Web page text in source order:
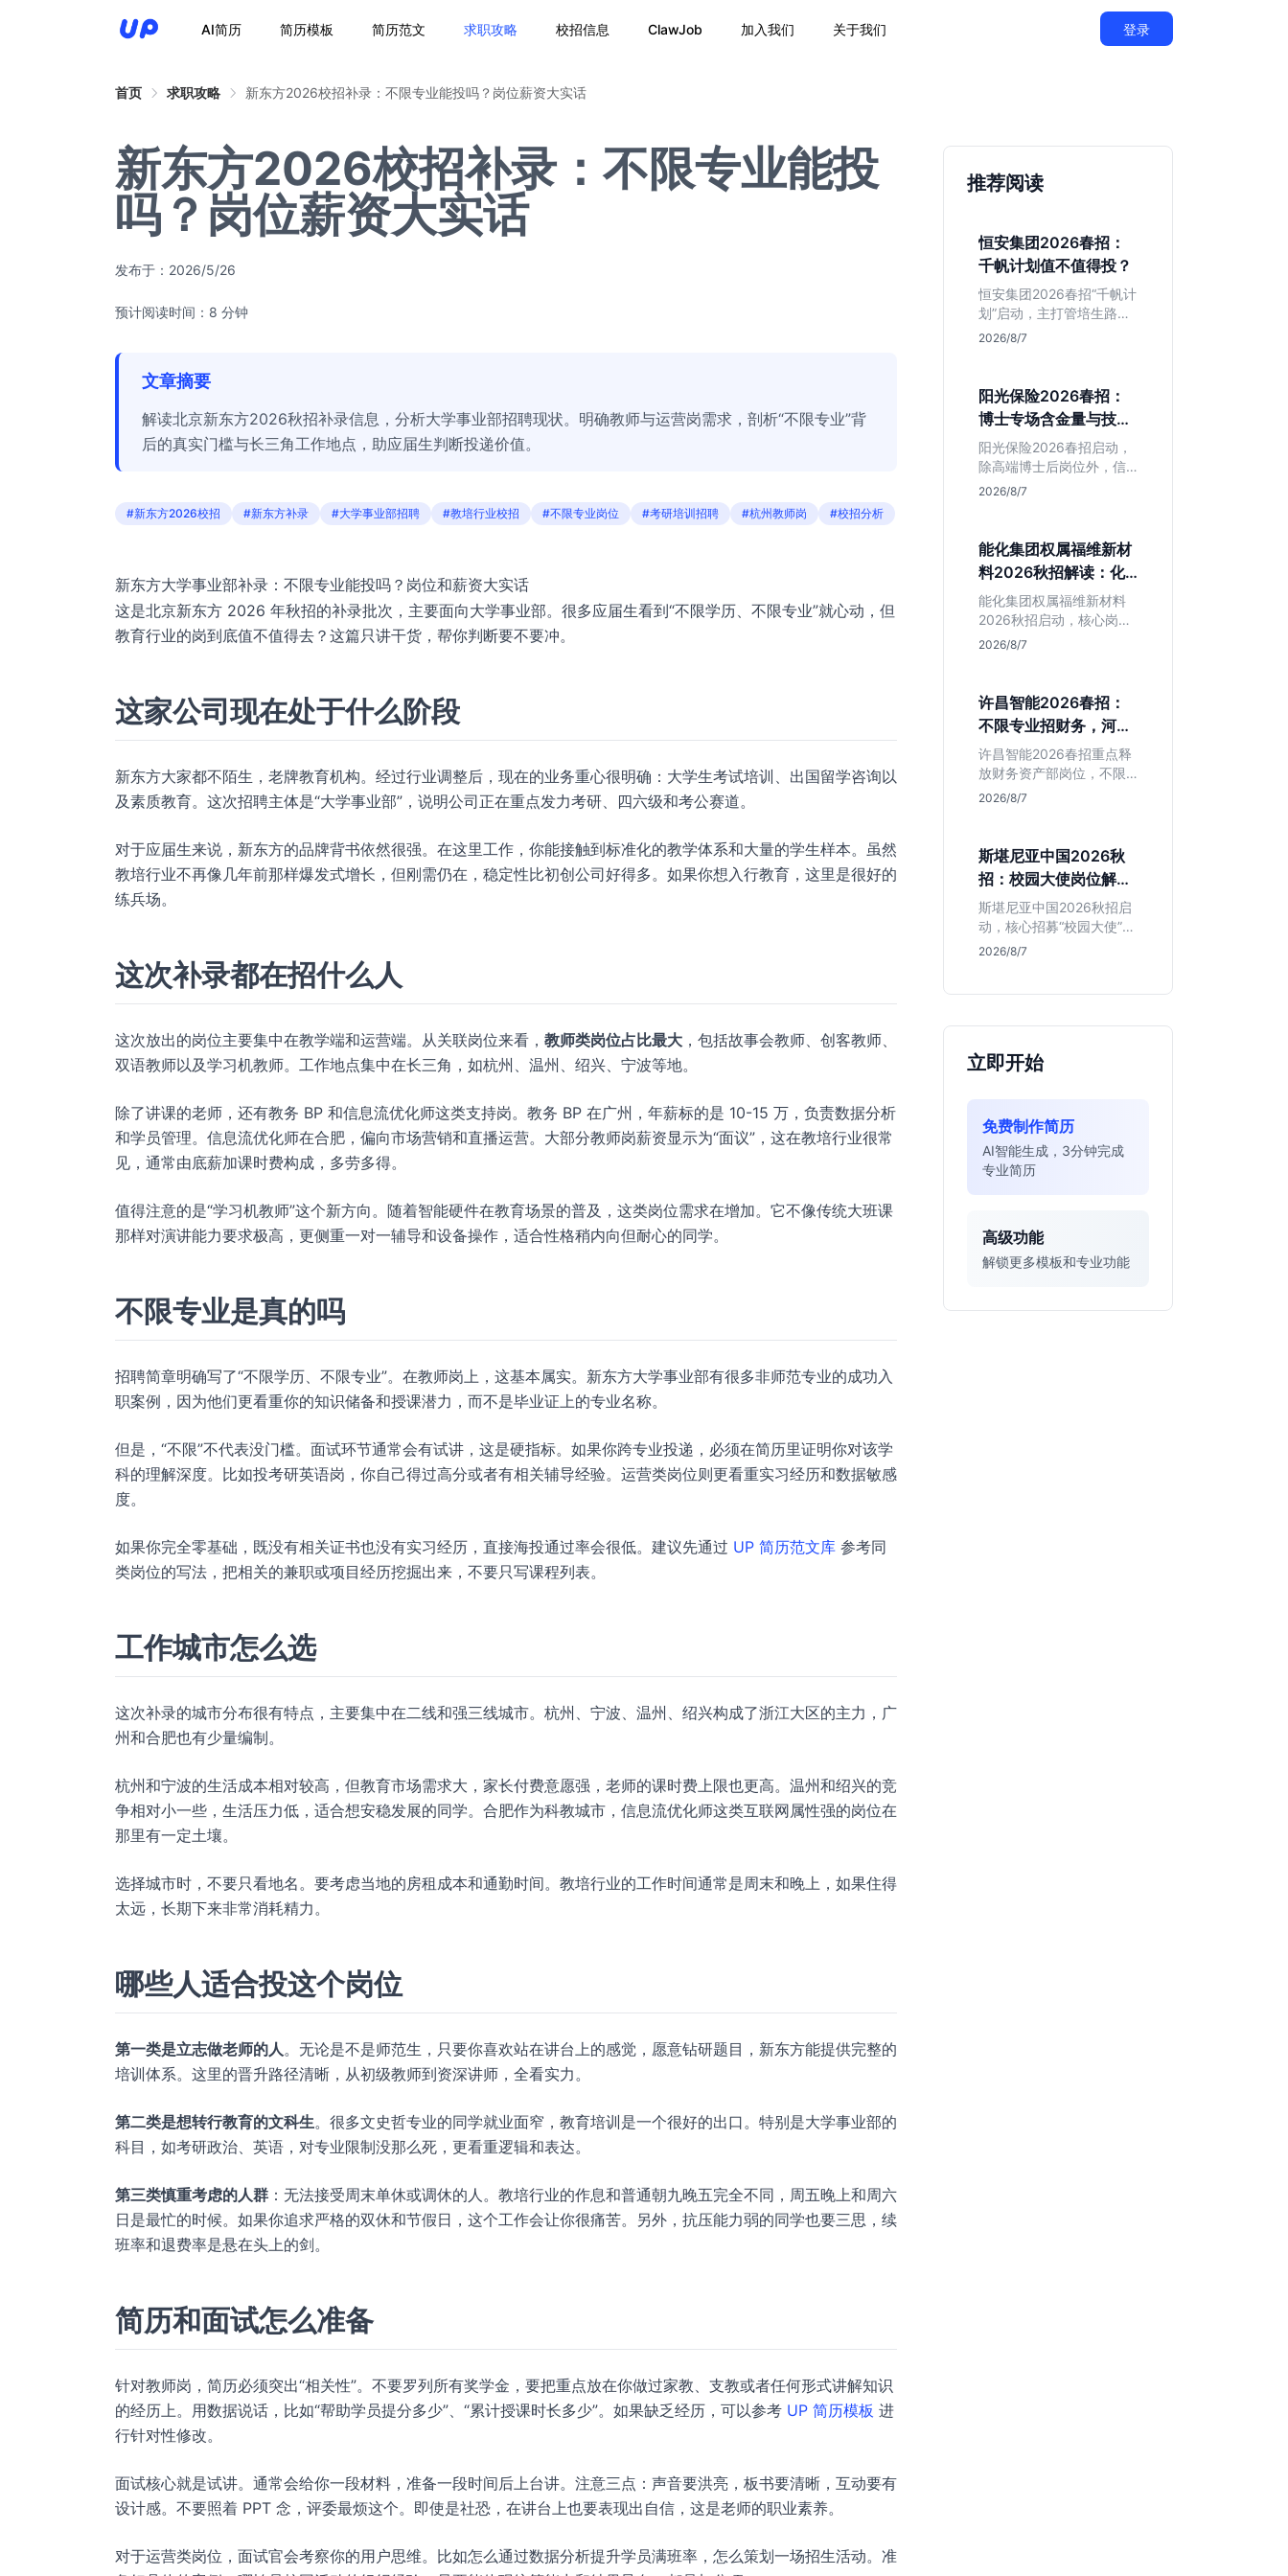
AI简历 简历模板 简历范文 求职攻略 校招信息 ClawJob 加入我们 关于我们 登录
首页 求职攻略 新东方2026校招补录：不限专业能投吗？岗位薪资大实话
新东方2026校招补录：不限专业能投
吗？岗位薪资大实话
发布于： 2026/5/26
预计阅读时间：8 分钟
文章摘要
解读北京新东方2026秋招补录信息，分析大学事业部招聘现状。明确教师与运营岗需求，剖析“不限专业”背
后的真实门槛与长三角工作地点，助应届生判断投递价值。
#新东方2026校招 #新东方补录 #大学事业部招聘 #教培行业校招 #不限专业岗位 #考研培训招聘 #杭州教师岗 #校招分析
新东方大学事业部补录：不限专业能投吗？岗位和薪资大实话
这是北京新东方 2026 年秋招的补录批次，主要面向大学事业部。很多应届生看到“不限学历、不限专业”就心动，但
教育行业的岗到底值不值得去？这篇只讲干货，帮你判断要不要冲。
这家公司现在处于什么阶段
新东方大家都不陌生，老牌教育机构。经过行业调整后，现在的业务重心很明确：大学生考试培训、出国留学咨询以
及素质教育。这次招聘主体是“大学事业部”，说明公司正在重点发力考研、四六级和考公赛道。
对于应届生来说，新东方的品牌背书依然很强。在这里工作，你能接触到标准化的教学体系和大量的学生样本。虽然
教培行业不再像几年前那样爆发式增长，但刚需仍在，稳定性比初创公司好得多。如果你想入行教育，这里是很好的
练兵场。
这次补录都在招什么人
这次放出的岗位主要集中在教学端和运营端。从关联岗位来看， 教师类岗位占比最大 ，包括故事会教师、创客教师、
双语教师以及学习机教师。工作地点集中在长三角，如杭州、温州、绍兴、宁波等地。
除了讲课的老师，还有教务 BP 和信息流优化师这类支持岗。教务 BP 在广州，年薪标的是 10-15 万，负责数据分析
和学员管理。信息流优化师在合肥，偏向市场营销和直播运营。大部分教师岗薪资显示为“面议”，这在教培行业很常
见，通常由底薪加课时费构成，多劳多得。
值得注意的是“学习机教师”这个新方向。随着智能硬件在教育场景的普及，这类岗位需求在增加。它不像传统大班课
那样对演讲能力要求极高，更侧重一对一辅导和设备操作，适合性格稍内向但耐心的同学。
不限专业是真的吗
招聘简章明确写了“不限学历、不限专业”。在教师岗上，这基本属实。新东方大学事业部有很多非师范专业的成功入
职案例，因为他们更看重你的知识储备和授课潜力，而不是毕业证上的专业名称。
但是，“不限”不代表没门槛。面试环节通常会有试讲，这是硬指标。如果你跨专业投递，必须在简历里证明你对该学
科的理解深度。比如投考研英语岗，你自己得过高分或者有相关辅导经验。运营类岗位则更看重实习经历和数据敏感
度。
如果你完全零基础，既没有相关证书也没有实习经历，直接海投通过率会很低。建议先通过 UP 简历范文库 参考同
类岗位的写法，把相关的兼职或项目经历挖掘出来，不要只写课程列表。
工作城市怎么选
这次补录的城市分布很有特点，主要集中在二线和强三线城市。杭州、宁波、温州、绍兴构成了浙江大区的主力，广
州和合肥也有少量编制。
杭州和宁波的生活成本相对较高，但教育市场需求大，家长付费意愿强，老师的课时费上限也更高。温州和绍兴的竞
争相对小一些，生活压力低，适合想安稳发展的同学。合肥作为科教城市，信息流优化师这类互联网属性强的岗位在
那里有一定土壤。
选择城市时，不要只看地名。要考虑当地的房租成本和通勤时间。教培行业的工作时间通常是周末和晚上，如果住得
太远，长期下来非常消耗精力。
哪些人适合投这个岗位
第一类是立志做老师的人。无论是不是师范生，只要你喜欢站在讲台上的感觉，愿意钻研题目，新东方能提供完整的
培训体系。这里的晋升路径清晰，从初级教师到资深讲师，全看实力。
第二类是想转行教育的文科生。很多文史哲专业的同学就业面窄，教育培训是一个很好的出口。特别是大学事业部的
科目，如考研政治、英语，对专业限制没那么死，更看重逻辑和表达。
第三类慎重考虑的人群 ：无法接受周末单休或调休的人。教培行业的作息和普通朝九晚五完全不同，周五晚上和周六
日是最忙的时候。如果你追求严格的双休和节假日，这个工作会让你很痛苦。另外，抗压能力弱的同学也要三思，续
班率和退费率是悬在头上的剑。
简历和面试怎么准备
针对教师岗，简历必须突出“相关性”。不要罗列所有奖学金，要把重点放在你做过家教、支教或者任何形式讲解知识
的经历上。用数据说话，比如“帮助学员提分多少”、“累计授课时长多少”。如果缺乏经历，可以参考 UP 简历模板 进
行针对性修改。
面试核心就是试讲。通常会给你一段材料，准备一段时间后上台讲。注意三点：声音要洪亮，板书要清晰，互动要有
设计感。不要照着 PPT 念，评委最烦这个。即使是社恐，在讲台上也要表现出自信，这是老师的职业素养。
对于运营类岗位，面试官会考察你的用户思维。比如怎么通过数据分析提升学员满班率，怎么策划一场招生活动。准
推荐阅读
恒安集团2026春招：
千帆计划值不值得投？
恒安集团2026春招“千帆计
划”启动，主打管培生路
线。本文解析老牌快消巨
限，帮你判断是否值得投
递。
2026/8/7
阳光保险2026春招：
博士专场含金量与技术
岗捡漏指南
阳光保险2026春招启动，
除高端博士后岗位外，信
息技术部释放大量Java、
技术岗需求与投递价值，
助你快速判断是否值得
投。
2026/8/7
能化集团权属福维新材
料2026秋招解读：化
工材料生必看
能化集团权属福维新材料
2026秋招启动，核心岗位
集中在福建永安。本文解
点限制，助理工科生判断
是否值得投递。
2026/8/7
许昌智能2026春招：
不限专业招财务，河南
本地生值得冲吗？
许昌智能2026春招重点释
放财务资产部岗位，不限
专业。作为河南本地老牌
在本地积累工业场景经验
的应届生。
2026/8/7
斯堪尼亚中国2026秋
招：校园大使岗位解读
与投递指南
斯堪尼亚中国2026秋招启
动，核心招募“校园大使”而
非技术管培生。本文解析
你判断是否值得投递。
2026/8/7
立即开始
免费制作简历
AI智能生成，3分钟完成
专业简历
高级功能
解锁更多模板和专业功能